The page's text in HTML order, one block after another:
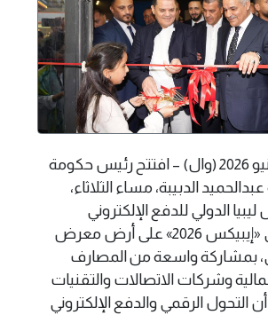
طرابلس، 17 يونيو 2026 (وال) – افتتح رئيس حكومة
الدبيبة، مساء الثلاثاء،
الدولي للدفع الإلكتروني
والتحول الرقمي «إيبيكس 2026» على أرض معرض
بمشاركة واسعة من المصارف
وشركات الاتصالات والتقنيات
التحول الرقمي والدفع الإلكتروني